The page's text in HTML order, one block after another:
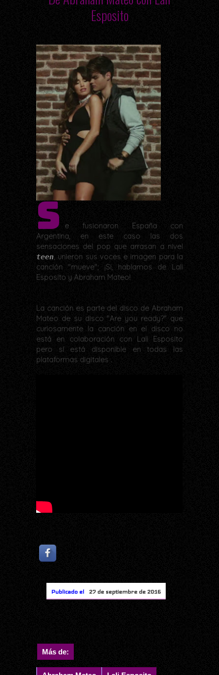
Esposito
S e fusionaron España con
Argentina, en este caso las dos
sensaciones del pop que arrasan a nivel
teen, unieron sus voces e imagen para la
canción "mueve"; ¡Si, hablamos de Lali
Esposito y Abraham Mateo!
La canción es parte del disco de Abraham
Mateo de su disco "Are you ready?" que
curiosamente la canción en el disco no
está en colaboración con Lali Esposito
pero sí está disponible en todas las
plataformas digitales .
Publicado el 27 de septiembre de 2016
Más de: